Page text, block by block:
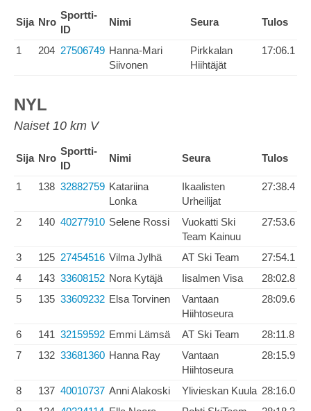
Sija Nro
Sportti-
ID
Nimi Seura Tulos
1 204 27506749 Hanna-Mari
Siivonen
Pirkkalan
Hiihtäjät
17:06.1
NYL
Naiset 10 km V
Sija Nro
Sportti-
ID
Nimi Seura Tulos
1 138 32882759 Katariina
Lonka
Ikaalisten
Urheilijat
27:38.4
2 140 40277910 Selene Rossi
Vuokatti Ski
Team Kainuu
27:53.6
3 125 27454516 Vilma Jylhä AT Ski Team
27:54.1
4
143 33608152 Nora Kytäjä Iisalmen Visa
28:02.8
5
135 33609232 Elsa Torvinen
Vantaan
Hiihtoseura
28:09.6
6 141 32159592 Emmi Lämsä AT Ski Team
28:11.8
7
132 33681360 Hanna Ray
Vantaan
Hiihtoseura
28:15.9
8 137 40010737 Anni Alakoski Ylivieskan Kuula 28:16.0